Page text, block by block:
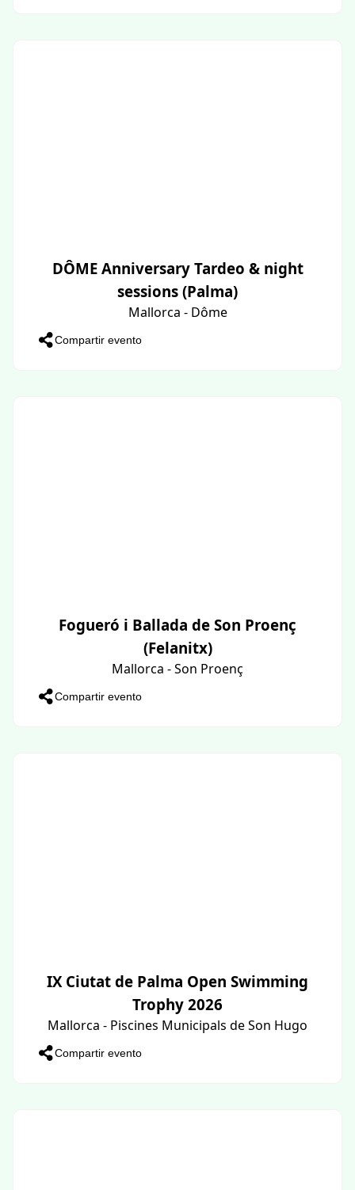
DÔME Anniversary Tardeo & night
sessions (Palma)
Mallorca - Dôme
Compartir evento
Fogueró i Ballada de Son Proenç
(Felanitx)
Mallorca - Son Proenç
Compartir evento
IX Ciutat de Palma Open Swimming
Trophy 2026
Mallorca - Piscines Municipals de Son Hugo
Compartir evento